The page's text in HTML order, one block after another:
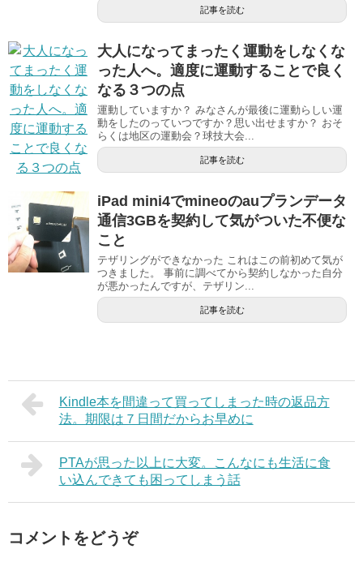
記事を読む
大人になってまったく運動をしなくな
った人へ。適度に運動することで良く
なる３つの点
運動していますか？ みなさんが最後に運動らしい運
動をしたのっていつですか？思い出せますか？ おそ
らくは地区の運動会？球技大会...
記事を読む
iPad mini4でmineoのauプランデータ
通信3GBを契約して気がついた不便な
こと
テザリングができなかった これはこの前初めて気が
つきました。 事前に調べてから契約しなかった自分
が悪かったんですが、テザリン...
記事を読む
Kindle本を間違って買ってしまった時の返品方
法。期限は７日間だからお早めに
PTAが思った以上に大変。こんなにも生活に食
い込んできても困ってしまう話
コメントをどうぞ